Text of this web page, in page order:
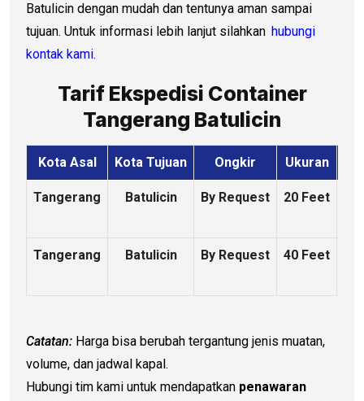
Batulicin dengan mudah dan tentunya aman sampai
tujuan. Untuk informasi lebih lanjut silahkan hubungi
kontak kami.
Tarif Ekspedisi Container
Tangerang Batulicin
Kota Asal Kota Tujuan Ongkir Ukuran
Tangerang Batulicin By Request 20 Feet
Tangerang Batulicin By Request 40 Feet
Catatan: Harga bisa berubah tergantung jenis muatan,
volume, dan jadwal kapal.
Hubungi tim kami untuk mendapatkan penawaran